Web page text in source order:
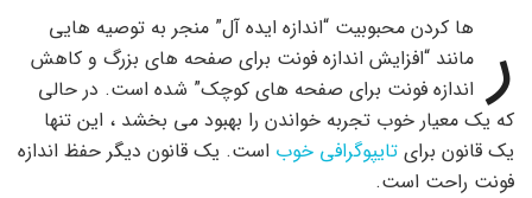
ر
ها کردن محبوبیت “اندازه ایده آل” منجر به توصیه هایی
مانند “افزایش اندازه فونت برای صفحه های بزرگ و کاهش
اندازه فونت برای صفحه های کوچک” شده است. در حالی
که یک معیار خوب تجربه خواندن را بهبود می بخشد ، این تنها
یک قانون برای تایپوگرافی خوب است. یک قانون دیگر حفظ اندازه
فونت راحت است.